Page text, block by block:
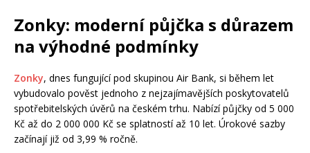
Zonky: moderní půjčka s důrazem
na výhodné podmínky
Zonky, dnes fungující pod skupinou Air Bank, si během let
vybudovalo pověst jednoho z nejzajímavějších poskytovatelů
spotřebitelských úvěrů na českém trhu. Nabízí půjčky od 5 000
Kč až do 2 000 000 Kč se splatností až 10 let. Úrokové sazby
začínají již od 3,99 % ročně.